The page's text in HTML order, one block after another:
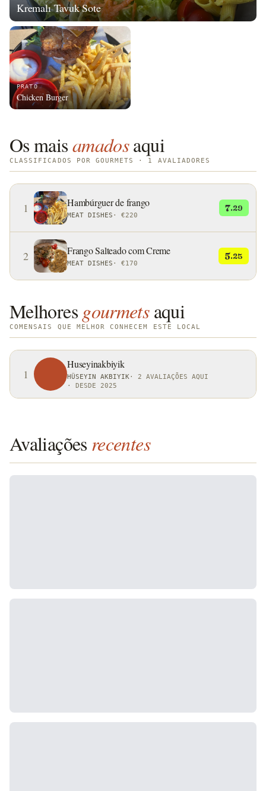
Kremalı Tavuk Sote
PRATO
Chicken Burger
Os maisamadosaqui
CLASSIFICADOS POR GOURMETS · 1 AVALIADORES
1 Hambúrguer de frango
MEAT DISHES · €220
7.29
2 Frango Salteado com Creme
MEAT DISHES · €170
5.25
Melhores gourmets aqui
COMENSAIS QUE MELHOR CONHECEM ESTE LOCAL
1
Huseyinakbiyik
HÜSEYIN AKBIYIK · 2 AVALIAÇÕES AQUI
· DESDE 2025
Avaliações recentes